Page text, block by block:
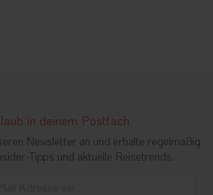
in deinem Postfach
Newsletter an und erhalte regelmäßig
Tipps und aktuelle Reisetrends.